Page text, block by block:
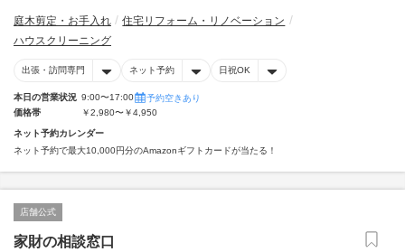
庭木剪定・お手入れ
住宅リフォーム・リノベーション
ハウスクリーニング
出張・訪問専門 ネット予約 日祝OK
本日の営業状況 9:00〜17:00
予約空きあり
価格帯
￥2,980〜￥4,950
ネット予約カレンダー
ネット予約で最大10,000円分のAmazonギフトカードが当たる！
店舗公式
家財の相談窓口